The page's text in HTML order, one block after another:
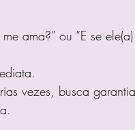
ama?” ou “E se
vezes, busca